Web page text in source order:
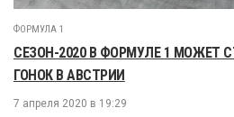
ФОРМУЛА 1
СЕЗОН-2020 В ФОРМУЛЕ 1 МОЖЕТ
ГОНОК В АВСТРИИ
7 апреля 2020 в 19:29